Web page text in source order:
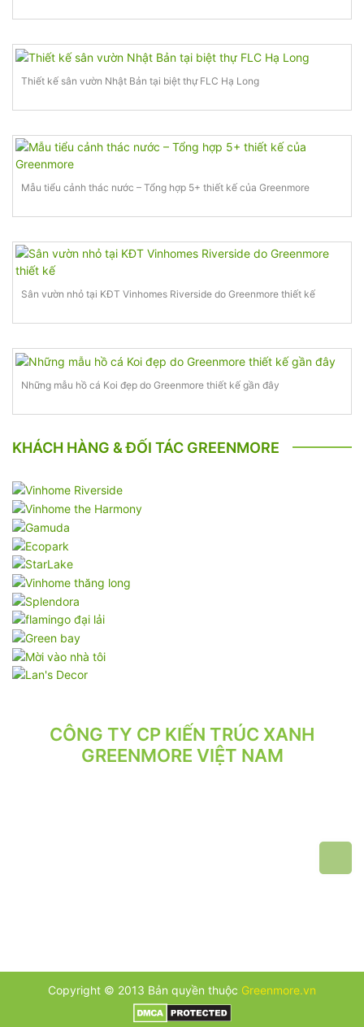
Thiết kế sân vườn Nhật Bản tại biệt thự FLC Hạ Long
Mẫu tiểu cảnh thác nước – Tổng hợp 5+ thiết kế của Greenmore
Sân vườn nhỏ tại KĐT Vinhomes Riverside do Greenmore thiết kế
Những mẫu hồ cá Koi đẹp do Greenmore thiết kế gần đây
KHÁCH HÀNG & ĐỐI TÁC GREENMORE
CÔNG TY CP KIẾN TRÚC XANH
GREENMORE VIỆT NAM
Copyright © 2013 Bản quyền thuộc Greenmore.vn